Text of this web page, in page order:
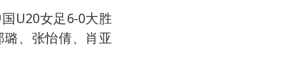
U20女足6-0大胜
、张怡倩、肖亚